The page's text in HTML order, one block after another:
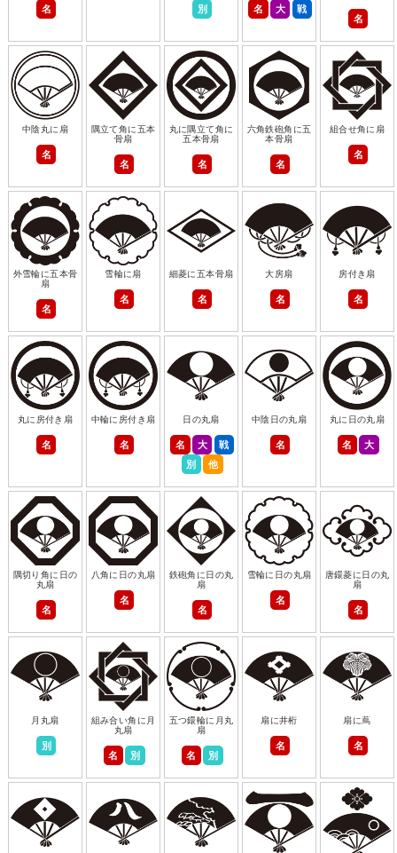
名 別 名 大 戦
名
中陰丸に扇
名
隅立て角に五本
骨扇
名
丸に隅立て角に
五本骨扇
名
六角鉄砲角に五
本骨扇
名
組合せ角に扇
名
外雪輪に五本骨
扇
名
雪輪に扇
名
細菱に五本骨扇
名
大房扇
名
房付き扇
名
丸に房付き扇
名
中輪に房付き扇
名
日の丸扇
名 大
戦
別
他
中陰日の丸扇
名
丸に日の丸扇
名 大
隅切り角に日の
丸扇
名
八角に日の丸扇
名
鉄砲角に日の丸
扇
名
雪輪に日の丸扇
名
唐鐶菱に日の丸
扇
名
月丸扇
別
組み合い角に月
丸扇
名 別
五つ鐶輪に月丸
扇
名 別
扇に井桁
名
扇に蔦
名